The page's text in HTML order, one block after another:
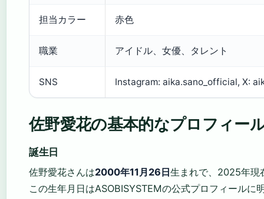
担当カラー 赤色
職業 アイドル、女優、タレント
SNS Instagram: aika.sano_official, X:
佐野愛花の基本的なプロフィー
誕生日
佐野愛花さんは2000年11月26日生まれで、2025年現
この生年月日はASOBISYSTEMの公式プロフィールに